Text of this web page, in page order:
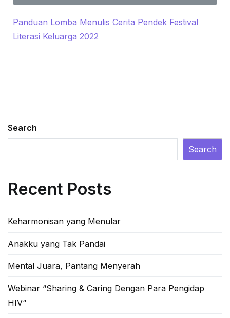
Panduan Lomba Menulis Cerita Pendek Festival
Literasi Keluarga 2022
Search
Search
Recent Posts
Keharmonisan yang Menular
Anakku yang Tak Pandai
Mental Juara, Pantang Menyerah
Webinar “Sharing & Caring Dengan Para Pengidap
HIV“